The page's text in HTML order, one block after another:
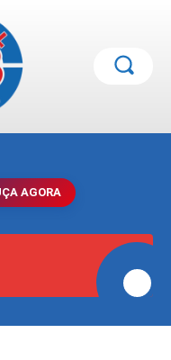
AGORA